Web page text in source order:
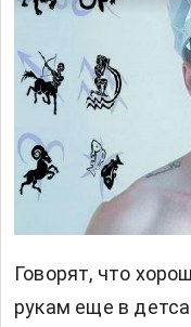
Говорят, что
рукам еще в